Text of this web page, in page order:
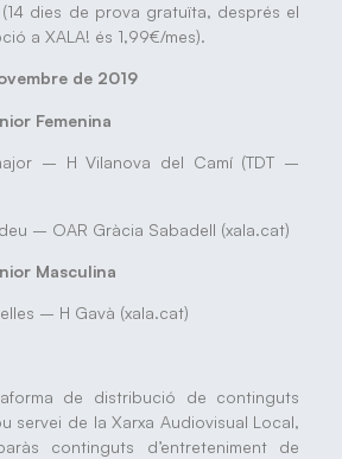
dies de prova gratuïta, després el
a XALA! és 1,99€/mes).
de 2019
Femenina
– H Vilanova del Camí (TDT –
– OAR Gràcia Sabadell (xala.cat)
Masculina
– H Gavà (xala.cat)
de distribució de continguts
servei de la Xarxa Audiovisual Local,
continguts d’entreteniment de